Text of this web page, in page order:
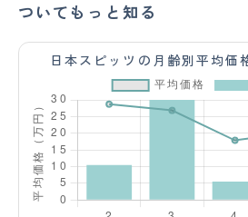
ついてもっと知る
日本スピッツの月齢別平均価